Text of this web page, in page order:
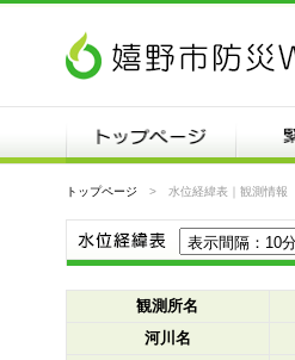
トップページ 水位経緯表｜観測情報
観測所名
河川名